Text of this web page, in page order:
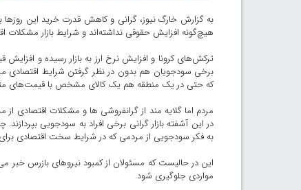
به گزارش خارگ نیوز، گرانی و کاهش قدرت خرید این
هیچ‌گونه افزایش حقوقی نداشته‌اند و شرایط بازار مشکلات
ترکش‌های کرونا و افزایش نرخ ارز به بازار رسیده و
برخی سودجویان هم بدون در نظر گرفتن شرایط اقتصادی
که حتی در یک منطقه هم یک کالای مشخص با قیمت‌های
مردم اما گلایه مند از گرانفروشی ها و مشکلات اقتصادی
در این آشفته بازار گرانی برخی افراد به سودجویی
به فکر سودجویی از مردمی که در شرایط سخت اقتصادی برای
این در حالیست که مسئولان از کمبود نیروهای بازرس خبر
مواردی جلوگیری شود.